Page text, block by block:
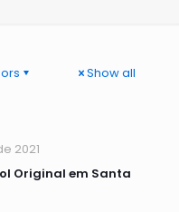
Show all
2021
Original em Santa